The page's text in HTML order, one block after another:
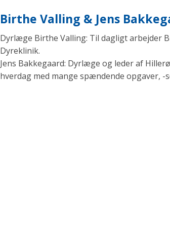
Birthe Valling & Jens
Dyrlæge Birthe Valling: Til dagligt arbejder
Dyreklinik.
Jens Bakkegaard: Dyrlæge og leder af
hverdag med mange spændende opgaver,